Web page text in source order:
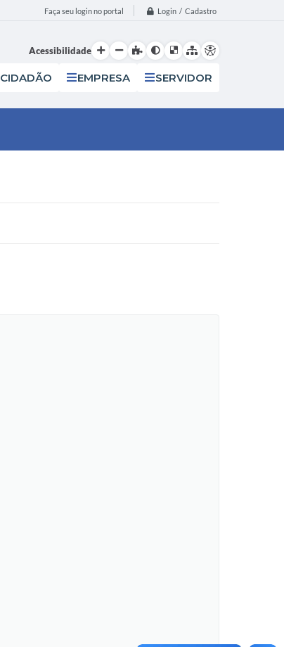
Faça seu login no portal Login / Cadastro
Acessibilidade
CIDADÃO EMPRESA SERVIDOR